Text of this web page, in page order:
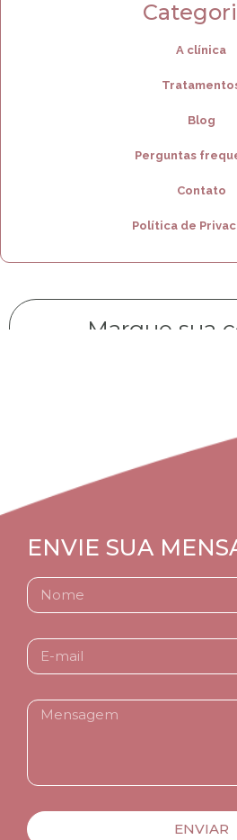
A clínica
Blog
Perguntas
Contato
Política de
Marque sua
ENVIE SUA
ENVIAR